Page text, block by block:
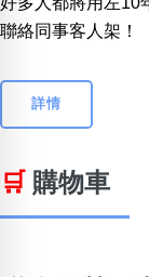
聯絡同事客人架！
詳情
🛒 購物車